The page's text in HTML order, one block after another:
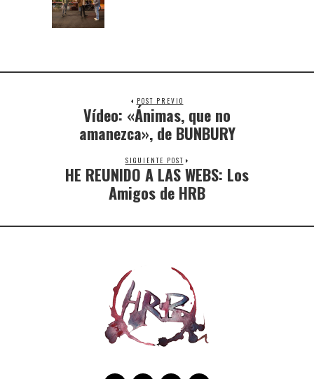
POST PREVIO
Vídeo: «Ánimas, que no
amanezca», de BUNBURY
SIGUIENTE POST
HE REUNIDO A LAS WEBS: Los
Amigos de HRB